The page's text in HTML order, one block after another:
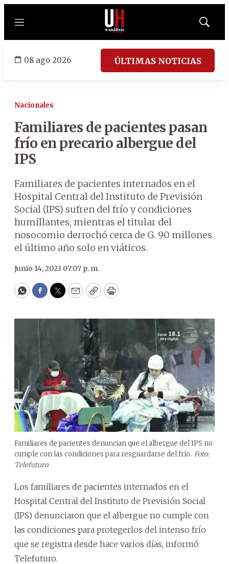
Menú
Mostrar
08 ago 2026 ÚLTIMAS NOTICIAS
Nacionales
Familiares de pacientes pasan
frío en precario albergue del
IPS
Familiares de pacientes internados en el
Hospital Central del Instituto de Previsión
Social (IPS) sufren del frío y condiciones
humillantes, mientras el titular del
nosocomio derrochó cerca de G. 90 millones
el último año solo en viáticos.
Junio 14, 2023 07:07 p. m.
WhatsApp
Facebook
Twitter
EmailCopyPrint
Familiares de pacientes denuncian que el albergue del IPS no
cumple con las condiciones para resguardarse del frío. Foto:
Telefuturo
Los familiares de pacientes internados en el
Hospital Central del Instituto de Previsión Social
(IPS) denunciaron que el albergue no cumple con
las condiciones para protegerlos del intenso frío
que se registra desde hace varios días, informó
Telefuturo.